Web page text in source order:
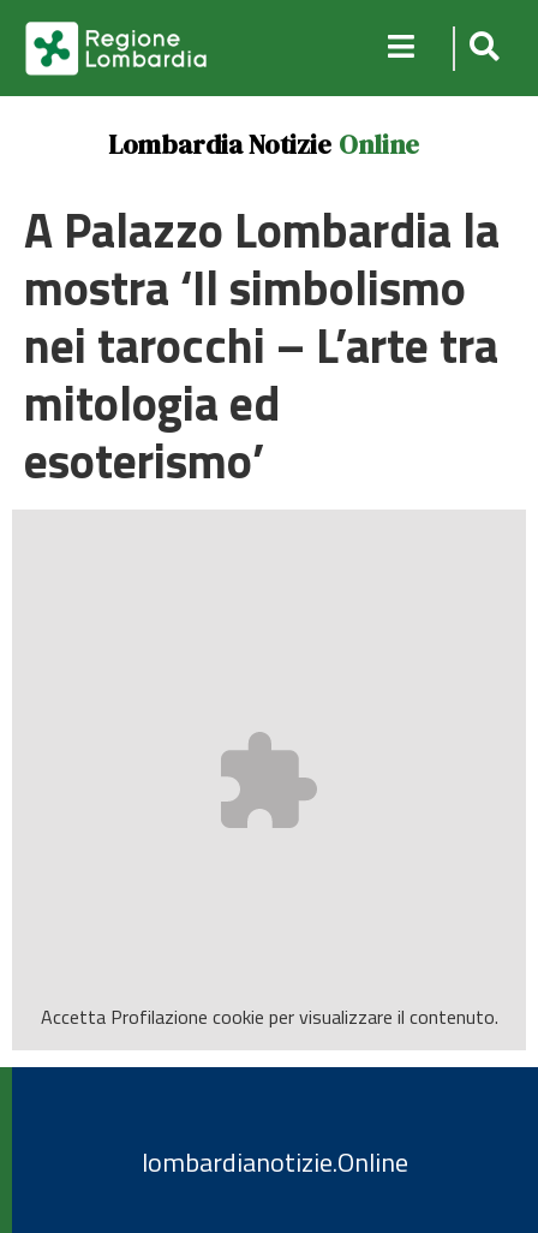
Lombardia Notizie Online
A Palazzo Lombardia la
mostra ‘Il simbolismo
nei tarocchi – L’arte tra
mitologia ed
esoterismo’
Accetta Profilazione cookie per visualizzare il contenuto.
lombardianotizie.Online